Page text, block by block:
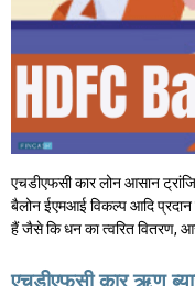
एचडीएफसी कार लोन आसान
बैलोन ईएमआई विकल्प आदि प्रदान
हैं जैसे कि धन का त्वरित वितरण,